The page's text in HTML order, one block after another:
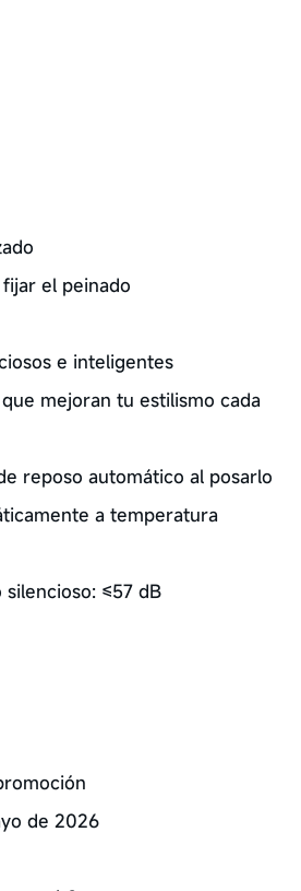
el peinado
e inteligentes
mejoran tu estilismo cada
reposo automático al posarlo
a temperatura
≤57 dB
de 2026